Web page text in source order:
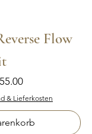
Flow
& Lieferkosten